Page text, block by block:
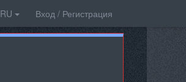
RU Вход / Регистрация